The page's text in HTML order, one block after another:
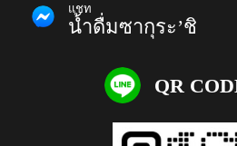
แชท
น้ำดื่มซากุระ’ชิ
QR